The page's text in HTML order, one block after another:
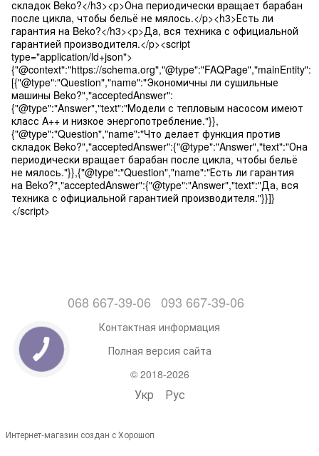
складок Beko?</h3><p>Она периодически вращает барабан
после цикла, чтобы бельё не мялось.</p><h3>Есть ли
гарантия на Beko?</h3><p>Да, вся техника с официальной
гарантией производителя.</p><script
type="application/ld+json">
{"@context":"https://schema.org","@type":"FAQPage","mainEntity":
[{"@type":"Question","name":"Экономичны ли сушильные
машины Beko?","acceptedAnswer":
{"@type":"Answer","text":"Модели с тепловым насосом имеют
класс A++ и низкое энергопотребление."}},
{"@type":"Question","name":"Что делает функция против
складок Beko?","acceptedAnswer":{"@type":"Answer","text":"Она
периодически вращает барабан после цикла, чтобы бельё
не мялось."}},{"@type":"Question","name":"Есть ли гарантия
на Beko?","acceptedAnswer":{"@type":"Answer","text":"Да, вся
техника с официальной гарантией производителя."}}]}
</script>
068 667-39-06 093 667-39-06
Контактная информация
Полная версия сайта
© 2018-2026
Укр Рус
Интернет-магазин создан с Хорошоп